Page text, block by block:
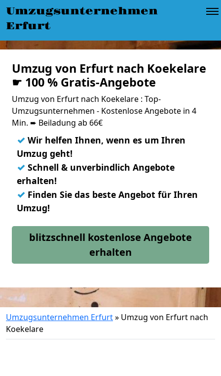
Umzugsunternehmen
Erfurt
Umzug von Erfurt nach Koekelare
☛ 100 % Gratis-Angebote
Umzug von Erfurt nach Koekelare : Top-
Umzugsunternehmen - Kostenlose Angebote in 4
Min. ➨ Beiladung ab 66€
✓ Wir helfen Ihnen, wenn es um Ihren
Umzug geht!
✓ Schnell & unverbindlich Angebote
erhalten!
✓ Finden Sie das beste Angebot für Ihren
Umzug!
blitzschnell kostenlose Angebote
erhalten
Umzugsunternehmen Erfurt» Umzug von Erfurt nach
Koekelare